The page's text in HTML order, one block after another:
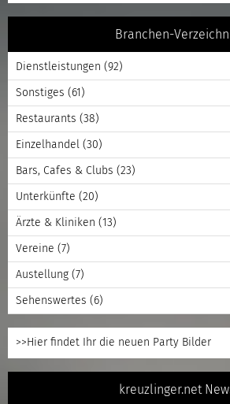
Branchen-
Dienstleistungen (92)
Sonstiges (61)
Restaurants (38)
Einzelhandel (30)
Bars, Cafes & Clubs (23)
Unterkünfte (20)
Ärzte & Kliniken (13)
Vereine (7)
Austellung (7)
Sehenswertes (6)
>>Hier findet Ihr die neuen Party Bilder
kreuzlinger.net